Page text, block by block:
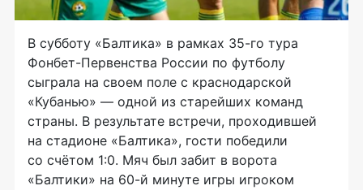
В субботу «Балтика» в рамках 35-го тура
Фонбет-Первенства России по футболу
сыграла на своем поле с краснодарской
«Кубанью» — одной из старейших команд
страны. В результате встречи, проходившей
на стадионе «Балтика», гости победили
со счётом 1:0. Мяч был забит в ворота
«Балтики» на 60-й минуте игры игроком